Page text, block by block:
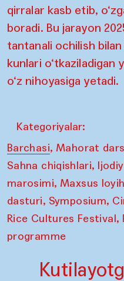
qirralar kasb etib,
boradi. Bu jarayon
tantanali ochilish
kunlari o‘tkaziladigan
o‘z nihoyasiga yetadi.
Kategoriyalar:
Barchasi, Mahorat
Sahna chiqishlari,
marosimi, Maxsus
dasturi, Symposium,
Rice Cultures Festival,
programme